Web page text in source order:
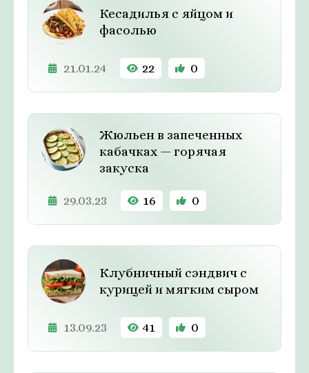
Кесадилья с яйцом и
фасолью
21.01.24 22 0
Жюльен в запеченных
кабачках — горячая
закуска
29.03.23 16 0
Клубничный сэндвич с
курицей и мягким сыром
13.09.23 41 0